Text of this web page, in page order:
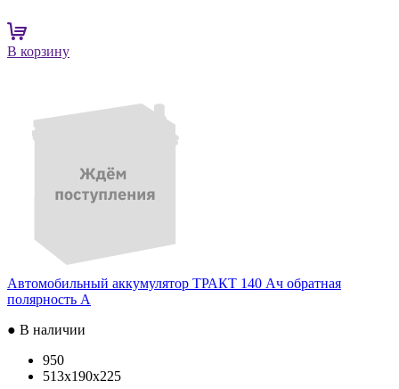
В корзину
Автомобильный аккумулятор ТРАКТ 140 Ач обратная
полярность A
● В наличии
950
513x190x225